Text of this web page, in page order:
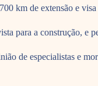
km de extensão e
para a construção, e
de especialistas e